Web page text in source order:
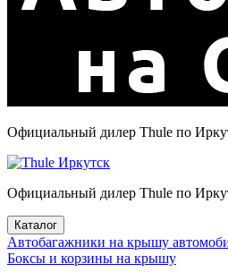
Официальный дилер Thule по
Официальный дилер Thule по
Каталог
Автобагажники на крышу
Боксы и корзины на крышу